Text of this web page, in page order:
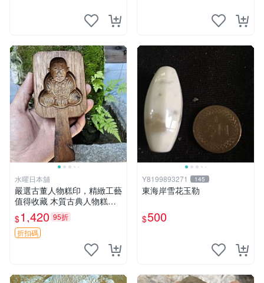
水曜日本舖
嚴選古董人物糕印，精緻工藝
值得收藏 木質古典人物糕
模，復古設計令人愛不釋手
老式糕點模具 古玩收藏
$1,420 95折
折扣碼
Y8199893271 145
東海岸雪花玉勒
$500